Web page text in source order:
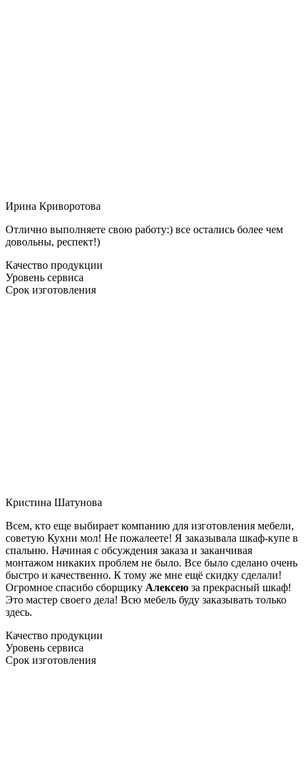
Ирина Криворотова
Отлично выполняете свою работу:) все остались более чем
довольны, респект!)
Качество продукции
Уровень сервиса
Срок изготовления
Кристина Шатунова
Всем, кто еще выбирает компанию для изготовления мебели,
советую Кухни мол! Не пожалеете! Я заказывала шкаф-купе в
спальню. Начиная с обсуждения заказа и заканчивая
монтажом никаких проблем не было. Все было сделано очень
быстро и качественно. К тому же мне ещё скидку сделали!
Огромное спасибо сборщику Алексею за прекрасный шкаф!
Это мастер своего дела! Всю мебель буду заказывать только
здесь.
Качество продукции
Уровень сервиса
Срок изготовления